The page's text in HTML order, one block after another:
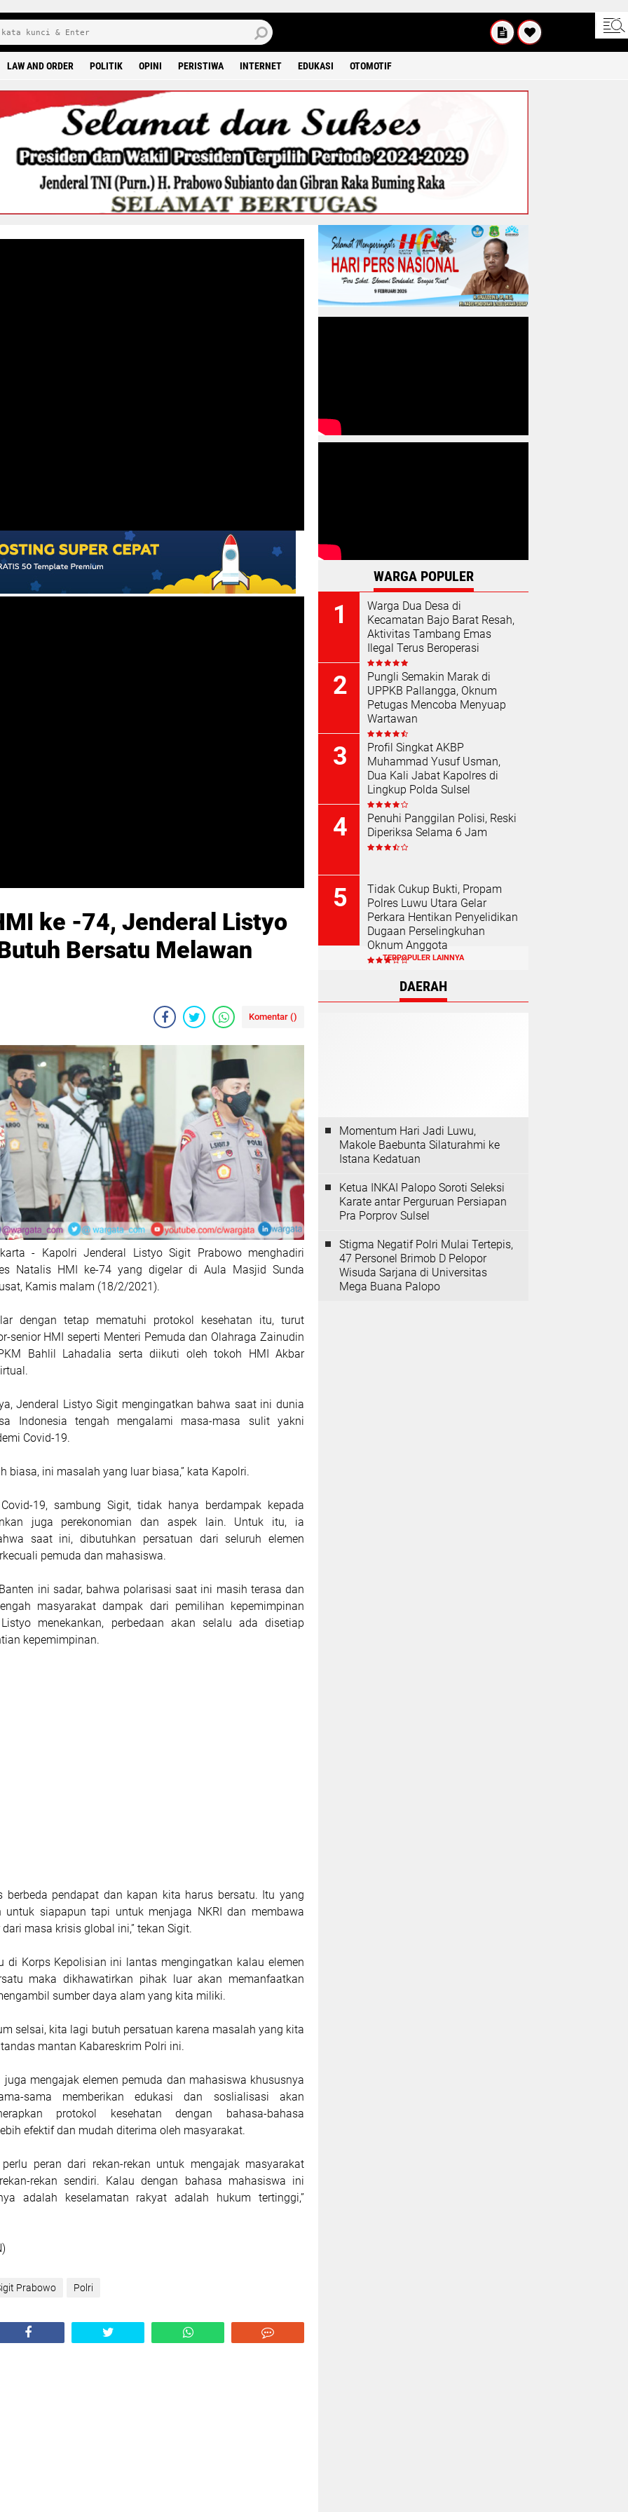
LAW AND ORDER POLITIK OPINI PERISTIWA INTERNET EDUKASI OTOMOTIF
ke -74, Jenderal Listyo
Bersatu Melawan
Komentar ()
- Kapolri Jenderal Listyo Sigit Prabowo menghadiri
Natalis HMI ke-74 yang digelar di Aula Masjid Sunda
Kamis malam (18/2/2021).
dengan tetap mematuhi protokol kesehatan itu, turut
senior HMI seperti Menteri Pemuda dan Olahraga Zainudin
Bahlil Lahadalia serta diikuti oleh tokoh HMI Akbar
Jenderal Listyo Sigit mengingatkan bahwa saat ini dunia
Indonesia tengah mengalami masa-masa sulit yakni
Covid-19.
biasa, ini masalah yang luar biasa,” kata Kapolri.
19, sambung Sigit, tidak hanya berdampak kepada
juga perekonomian dan aspek lain. Untuk itu, ia
saat ini, dibutuhkan persatuan dari seluruh elemen
pemuda dan mahasiswa.
ini sadar, bahwa polarisasi saat ini masih terasa dan
masyarakat dampak dari pemilihan kepemimpinan
menekankan, perbedaan akan selalu ada disetiap
kepemimpinan.
berbeda pendapat dan kapan kita harus bersatu. Itu yang
untuk siapapun tapi untuk menjaga NKRI dan membawa
masa krisis global ini,” tekan Sigit.
di Korps Kepolisian ini lantas mengingatkan kalau elemen
maka dikhawatirkan pihak luar akan memanfaatkan
sumber daya alam yang kita miliki.
selsai, kita lagi butuh persatuan karena masalah yang kita
mantan Kabareskrim Polri ini.
juga mengajak elemen pemuda dan mahasiswa khususnya
sama memberikan edukasi dan soslialisasi akan
protokol kesehatan dengan bahasa-bahasa
efektif dan mudah diterima oleh masyarakat.
peran dari rekan-rekan untuk mengajak masyarakat
rekan sendiri. Kalau dengan bahasa mahasiswa ini
adalah keselamatan rakyat adalah hukum tertinggi,”
Prabowo Polri
WARGA POPULER
Warga Dua Desa di
Kecamatan Bajo Barat Resah,
Aktivitas Tambang Emas
Ilegal Terus Beroperasi
Pungli Semakin Marak di
UPPKB Pallangga, Oknum
Petugas Mencoba Menyuap
Wartawan
Profil Singkat AKBP
Muhammad Yusuf Usman,
Dua Kali Jabat Kapolres di
Lingkup Polda Sulsel
Penuhi Panggilan Polisi, Reski
Diperiksa Selama 6 Jam
Tidak Cukup Bukti, Propam
Polres Luwu Utara Gelar
Perkara Hentikan Penyelidikan
Dugaan Perselingkuhan
Oknum Anggota
TERPOPULER LAINNYA
DAERAH
Momentum Hari Jadi Luwu,
Makole Baebunta Silaturahmi ke
Istana Kedatuan
Ketua INKAI Palopo Soroti Seleksi
Karate antar Perguruan Persiapan
Pra Porprov Sulsel
Stigma Negatif Polri Mulai Tertepis,
47 Personel Brimob D Pelopor
Wisuda Sarjana di Universitas
Mega Buana Palopo